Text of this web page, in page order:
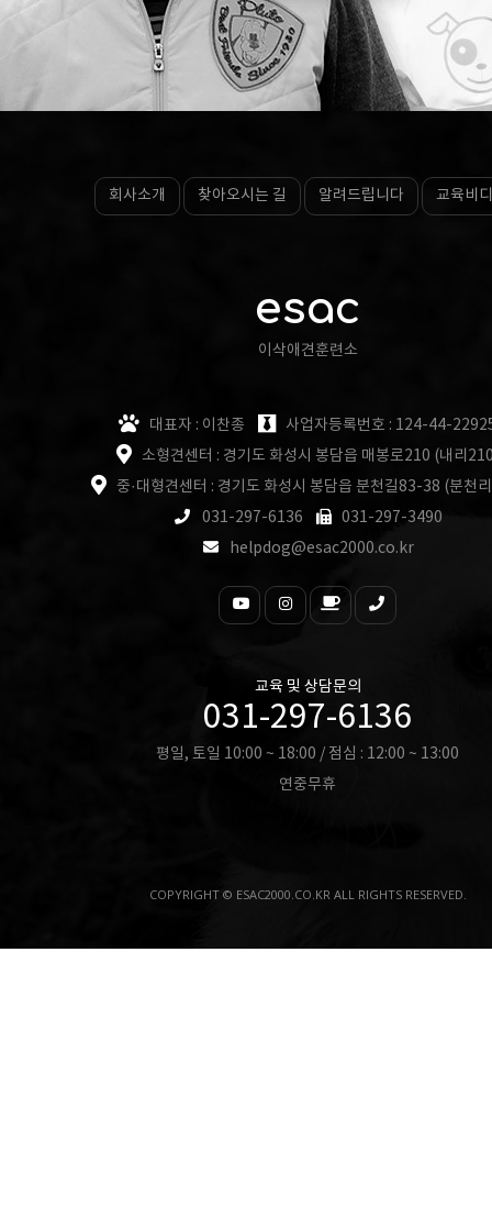
회사소개 찾아오시는 길 알려드립니다 교육비
esac
이삭애견훈련소
대표자 : 이찬종
사업자등록번호 : 124-44-
소형견센터 : 경기도 화성시 봉담읍 매봉로210 (내리
중·대형견센터 : 경기도 화성시 봉담읍 분천길83-38 (분천
031-297-6136
031-297-3490
helpdog@esac2000.co.kr
교육 및 상담문의
031-297-6136
평일, 토일 10:00 ~ 18:00 / 점심 : 12:00 ~ 13:00
연중무휴
COPYRIGHT © ESAC2000.CO.KR ALL RIGHTS RESERVED.